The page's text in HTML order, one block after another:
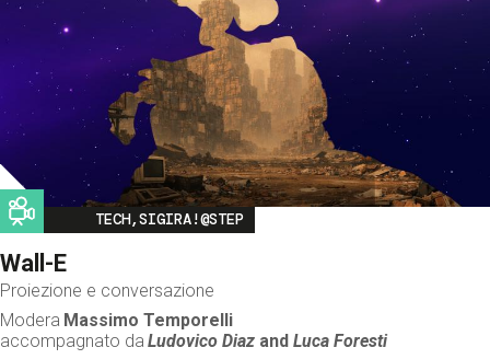
Image
TECH,SIGIRA!@STEP
Wall-E
Proiezione e conversazione
Modera Massimo Temporelli
accompagnato da Ludovico Diaz andLuca Foresti